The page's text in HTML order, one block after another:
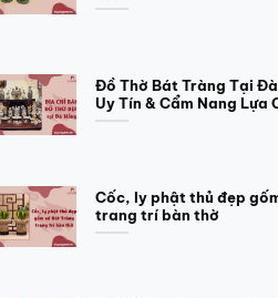
Đồ Thờ Bát Tràng Tại
Uy Tín & Cẩm Nang Lựa
Cốc, ly phật thủ đẹp
trang trí bàn thờ